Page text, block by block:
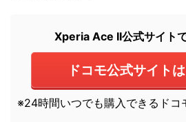
Xperia Ace II公式サイト
ドコモ公式サイト
※24時間いつでも購入できるドコ